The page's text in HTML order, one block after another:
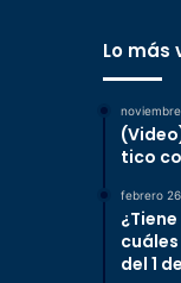
Lo más
tico
febrero
del 1